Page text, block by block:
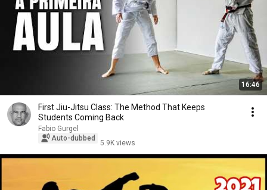
16:46
First Jiu-Jitsu Class: The Method That Keeps
Students Coming Back
Fabio Gurgel
Auto-dubbed
5.9K views